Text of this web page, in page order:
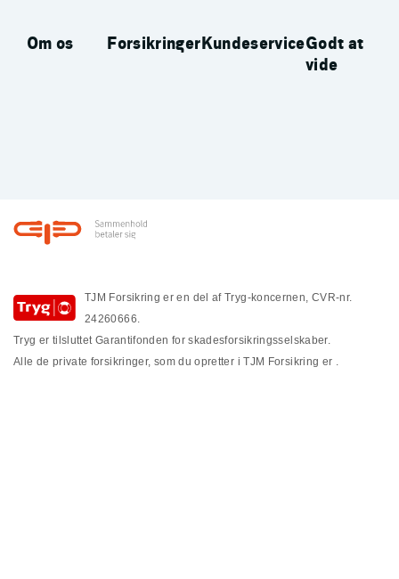
Om os ForsikringerKundeserviceGodt at
vide
TJM Forsikring er en del af Tryg-koncernen, CVR-nr.
24260666.
Tryg er tilsluttet Garantifonden for skadesforsikringsselskaber.
Alle de private forsikringer, som du opretter i TJM Forsikring er